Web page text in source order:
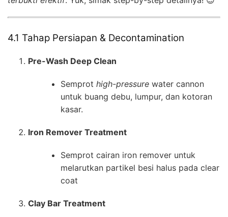
4.1 Tahap Persiapan & Decontamination
Pre-Wash Deep Clean
Semprot high-pressure water cannon
untuk buang debu, lumpur, dan kotoran
kasar.
Iron Remover Treatment
Semprot cairan iron remover untuk
melarutkan partikel besi halus pada clear
coat
Clay Bar Treatment